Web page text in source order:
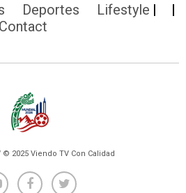
Deportes
Lifestyle
Contact
© 2025 Viendo TV Con Calidad